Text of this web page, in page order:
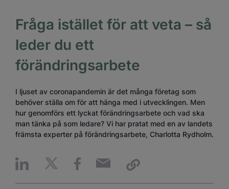
Fråga istället för att veta – så
leder du ett
förändringsarbete
I ljuset av coronapandemin är det många företag som
behöver ställa om för att hänga med i utvecklingen. Men
hur genomförs ett lyckat förändringsarbete och vad ska
man tänka på som ledare? Vi har pratat med en av landets
främsta experter på förändringsarbete, Charlotta Rydholm.